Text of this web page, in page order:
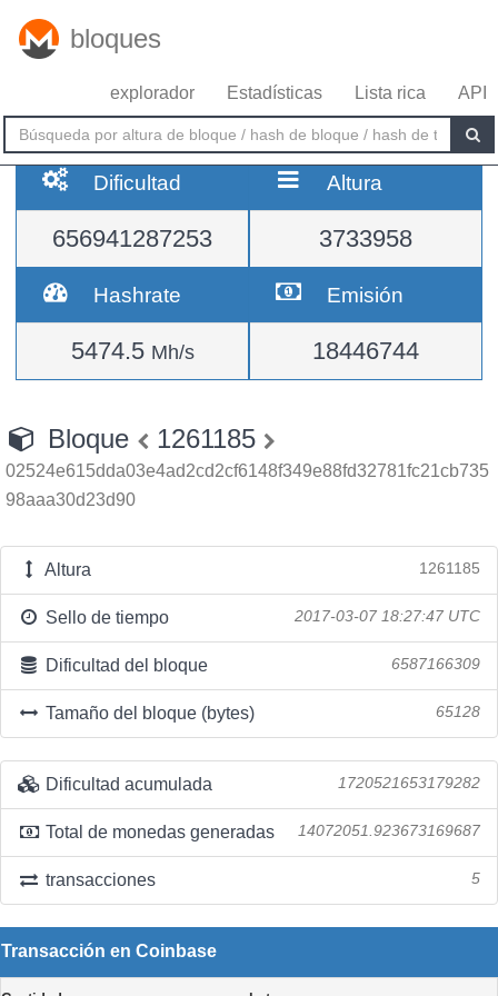
bloques
explorador Estadísticas Lista rica API
Dificultad
656941287253
Altura
3733958
Hashrate
5474.5 Mh/s
Emisión
18446744
Bloque 1261185
02524e615dda03e4ad2cd2cf6148f349e88fd32781fc21cb735
98aaa30d23d90
Altura 1261185
Sello de tiempo 2017-03-07 18:27:47 UTC
Dificultad del bloque 6587166309
Tamaño del bloque (bytes) 65128
Dificultad acumulada 1720521653179282
Total de monedas generadas 14072051.923673169687
transacciones 5
Transacción en Coinbase